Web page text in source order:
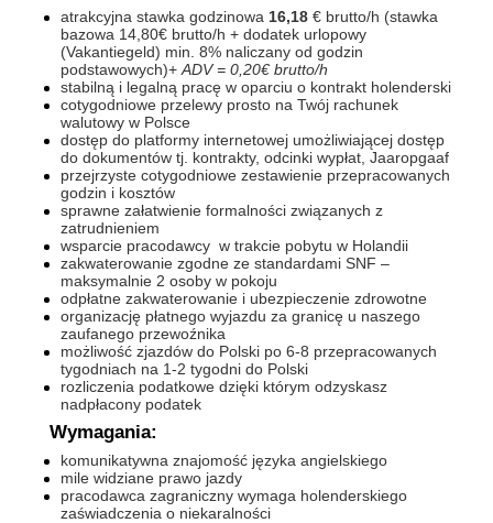
atrakcyjna stawka godzinowa 16,18 € brutto/h (stawka
bazowa 14,80€ brutto/h + dodatek urlopowy
(Vakantiegeld) min. 8% naliczany od godzin
podstawowych)+ ADV = 0,20€ brutto/h
stabilną i legalną pracę w oparciu o kontrakt holenderski
cotygodniowe przelewy prosto na Twój rachunek
walutowy w Polsce
dostęp do platformy internetowej umożliwiającej dostęp
do dokumentów tj. kontrakty, odcinki wypłat, Jaaropgaaf
przejrzyste cotygodniowe zestawienie przepracowanych
godzin i kosztów
sprawne załatwienie formalności związanych z
zatrudnieniem
wsparcie pracodawcy w trakcie pobytu w Holandii
zakwaterowanie zgodne ze standardami SNF –
maksymalnie 2 osoby w pokoju
odpłatne zakwaterowanie i ubezpieczenie zdrowotne
organizację płatnego wyjazdu za granicę u naszego
zaufanego przewoźnika
możliwość zjazdów do Polski po 6-8 przepracowanych
tygodniach na 1-2 tygodni do Polski
rozliczenia podatkowe dzięki którym odzyskasz
nadpłacony podatek
Wymagania:
komunikatywna znajomość języka angielskiego
mile widziane prawo jazdy
pracodawca zagraniczny wymaga holenderskiego
zaświadczenia o niekaralności